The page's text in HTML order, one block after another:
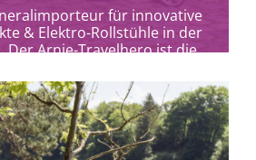
für innovative
& Elektro-Rollstühle in der
Der Arnie-Travelhero ist die